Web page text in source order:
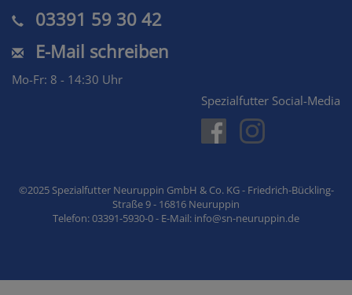
03391 59 30 42
E-Mail schreiben
Mo-Fr: 8 - 14:30 Uhr
Spezialfutter Social-Media
©2025 Spezialfutter Neuruppin GmbH & Co. KG - Friedrich-Bückling-
Straße 9 - 16816 Neuruppin
Telefon: 03391-5930-0 - E-Mail: info@sn-neuruppin.de